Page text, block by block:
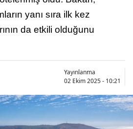
yanı sıra ilk kez
da etkili olduğunu
Yayınlanma
02 Ekim 2025 - 10:21